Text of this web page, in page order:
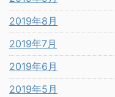
2019年8月
2019年7月
2019年6月
2019年5月